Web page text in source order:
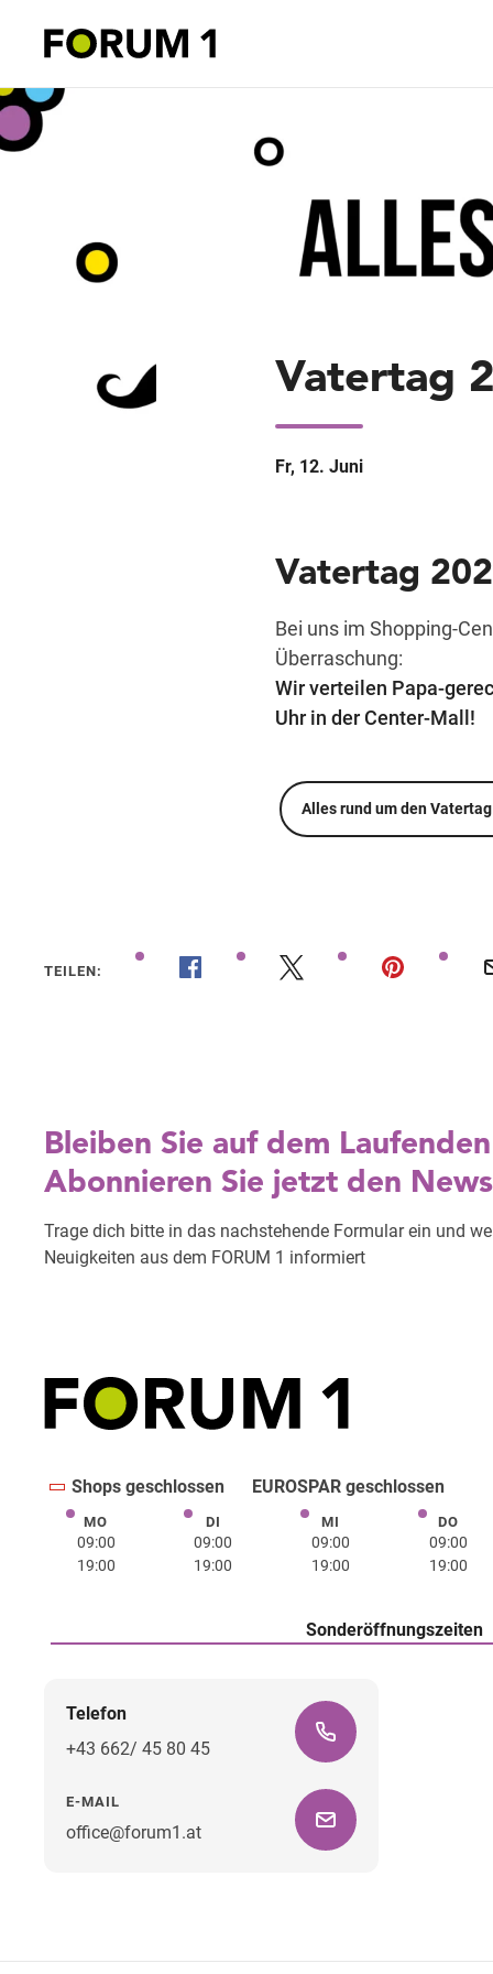
Vatertag
Fr, 12. Juni
Vatertag
Bei uns im Shopping-
Überraschung:
Wir verteilen Papa-
Uhr in der Center-Mall!
Alles rund um den Vatertag
TEILEN:
Shops geschlossen EUROSPAR geschlossen
MOMontag
09:00
19:00
DIDienstag
09:00
19:00
MIMittwoch
09:00
19:00
DO
09:00
19:00
Sonderöffnungszeiten
Telefon
+43 662/ 45 80 45
E-MAIL
office@forum1.at